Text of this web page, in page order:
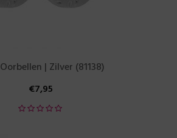
| Zilver (81138)
€7,95